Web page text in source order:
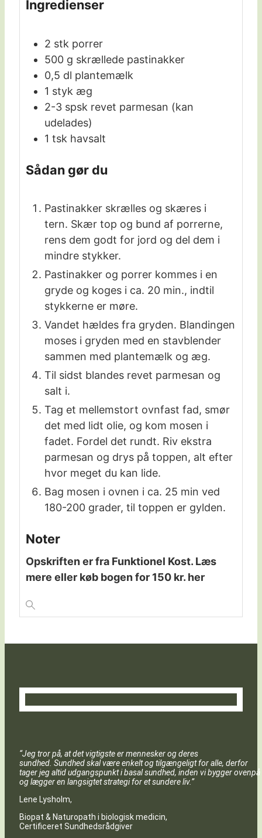
Ingredienser
2 stk porrer
500 g skrællede pastinakker
0,5 dl plantemælk
1 styk æg
2-3 spsk revet parmesan (kan
udelades)
1 tsk havsalt
Sådan gør du
Pastinakker skrælles og skæres i
tern. Skær top og bund af porrerne,
rens dem godt for jord og del dem i
mindre stykker.
Pastinakker og porrer kommes i en
gryde og koges i ca. 20 min., indtil
stykkerne er møre.
Vandet hældes fra gryden. Blandingen
moses i gryden med en stavblender
sammen med plantemælk og æg.
Til sidst blandes revet parmesan og
salt i.
Tag et mellemstort ovnfast fad, smør
det med lidt olie, og kom mosen i
fadet. Fordel det rundt. Riv ekstra
parmesan og drys på toppen, alt efter
hvor meget du kan lide.
Bag mosen i ovnen i ca. 25 min ved
180-200 grader, til toppen er gylden.
Noter
Opskriften er fra Funktionel Kost. Læs
mere eller køb bogen for 150 kr. her
“Jeg tror på, at det vigtigste er mennesker og deres
sundhed. Sundhed skal være enkelt og tilgængeligt for alle, derfor
tager jeg altid udgangspunkt i basal sundhed, inden vi bygger ovenpå
og lægger en langsigtet strategi for et sundere liv.”
Lene Lysholm,
Biopat & Naturopath i biologisk medicin,
Certificeret Sundhedsrådgiver